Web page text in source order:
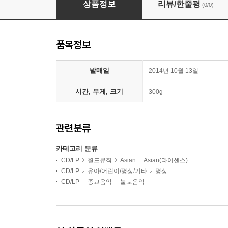
상품정보 리뷰/한줄평 (0/0)
품목정보
발매일 2014년 10월 13일
시간, 무게, 크기 300g
관련분류
카테고리 분류
CD/LP 월드뮤직 Asian
Asian(라이센스)
CD/LP
유아/어린이/명상/기타
명상
CD/LP
종교음악 불교음악